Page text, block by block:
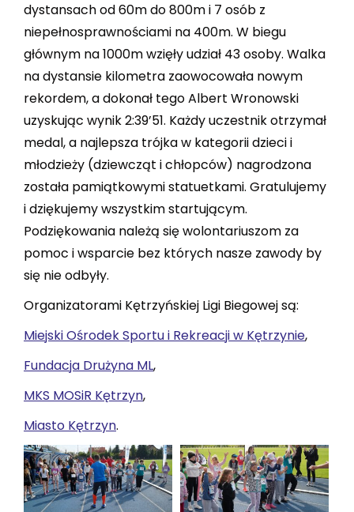
dystansach od 60m do 800m i 7 osób z
niepełnosprawnościami na 400m. W biegu
głównym na 1000m wzięły udział 43 osoby. Walka
na dystansie kilometra zaowocowała nowym
rekordem, a dokonał tego Albert Wronowski
uzyskując wynik 2:39’51. Każdy uczestnik otrzymał
medal, a najlepsza trójka w kategorii dzieci i
młodzieży (dziewcząt i chłopców) nagrodzona
została pamiątkowymi statuetkami. Gratulujemy
i dziękujemy wszystkim startującym.
Podziękowania należą się wolontariuszom za
pomoc i wsparcie bez których nasze zawody by
się nie odbyły.
Organizatorami Kętrzyńskiej Ligi Biegowej są:
Miejski Ośrodek Sportu i Rekreacji w Kętrzynie,
Fundacja Drużyna ML,
MKS MOSiR Kętrzyn,
Miasto Kętrzyn.